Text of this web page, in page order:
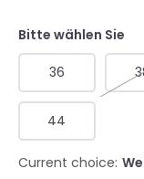
Bitte wählen Sie
36
44
Current choice: